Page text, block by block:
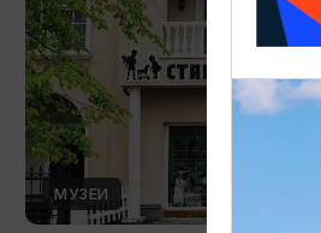
МУЗЕИ